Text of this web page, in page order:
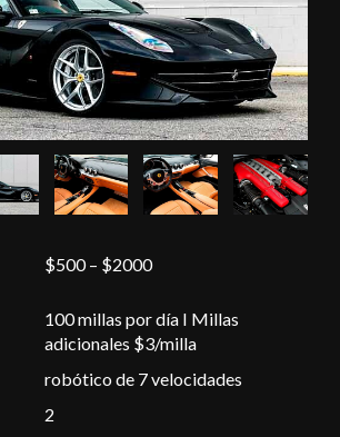
$500 – $2000
100 millas por día I Millas
adicionales $3/milla
robótico de 7 velocidades
2